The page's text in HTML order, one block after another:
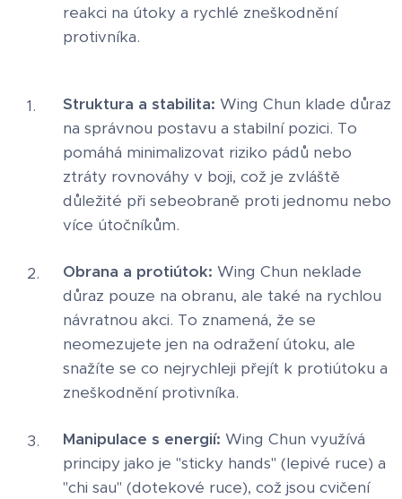
reakci na útoky a rychlé zneškodnění
protivníka.
Struktura a stabilita: Wing Chun klade důraz
na správnou postavu a stabilní pozici. To
pomáhá minimalizovat riziko pádů nebo
ztráty rovnováhy v boji, což je zvláště
důležité při sebeobraně proti jednomu nebo
více útočníkům.
Obrana a protiútok: Wing Chun neklade
důraz pouze na obranu, ale také na rychlou
návratnou akci. To znamená, že se
neomezujete jen na odražení útoku, ale
snažíte se co nejrychleji přejít k protiútoku a
zneškodnění protivníka.
Manipulace s energií: Wing Chun využívá
principy jako je "sticky hands" (lepivé ruce) a
"chi sau" (dotekové ruce), což jsou cvičení